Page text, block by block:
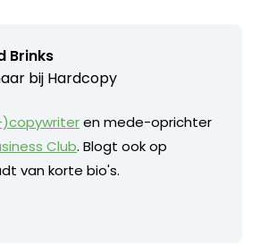
Brinks
bij Hardcopy
)copywriteren mede-oprichter
Club. Blogt ook op
van korte bio's.